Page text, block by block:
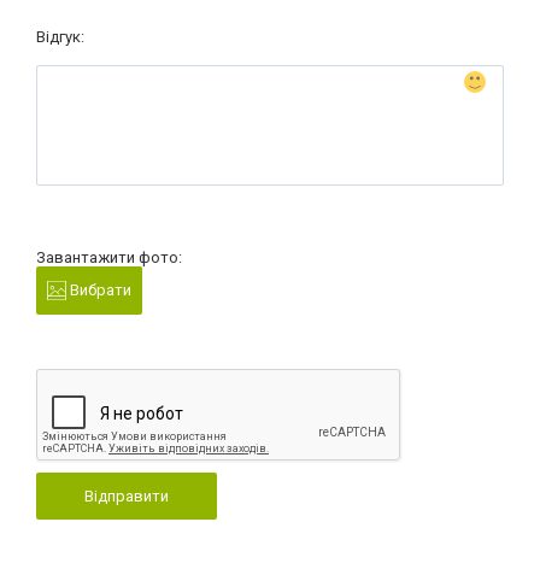
Відгук:
Завантажити фото:
Вибрати
Відправити